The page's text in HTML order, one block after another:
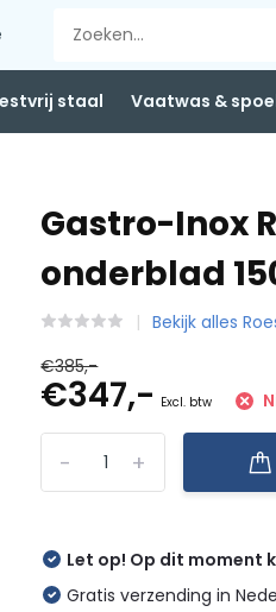
staal Vaatwas &
Gastro-Inox
onderblad
Bekijk alles
€385,-
€347,- Excl. btw
+
-
Let op! Op dit moment
Gratis verzending in